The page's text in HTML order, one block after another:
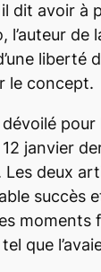
dit avoir à
l’auteur
liberté
le concept.
janvier
Les deux
succès
que